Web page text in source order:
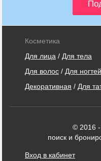
Косметика
Для лица / Для тела
Для волос / Для ногтей
Декоративная / Для
© 2016
поиск и
Вход в кабинет